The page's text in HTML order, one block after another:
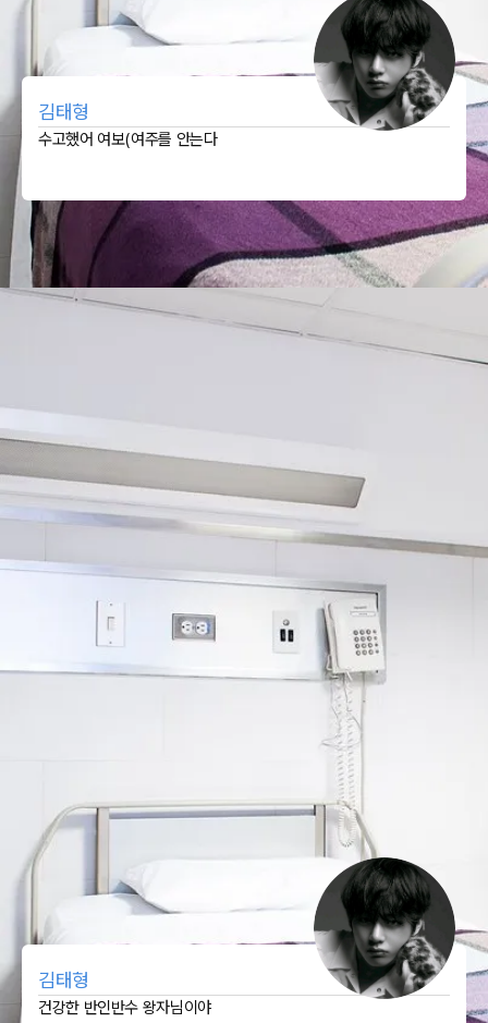
김태형
수고했어 여보(여주를 안는다
김태형
건강한 반인반수 왕자님이야